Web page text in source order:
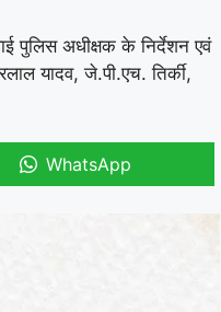
पुलिस अधीक्षक के निर्देशन एवं
यादव, जे.पी.एच. तिर्की,
WhatsApp